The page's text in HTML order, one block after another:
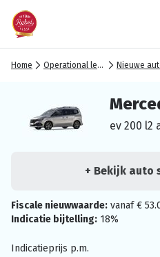
Home Operational lease Nieuwe
ev 200 l2
+ Bekijk
Fiscale nieuwwaarde: vanaf €
Indicatie bijtelling: 18%
Indicatieprijs p.m.